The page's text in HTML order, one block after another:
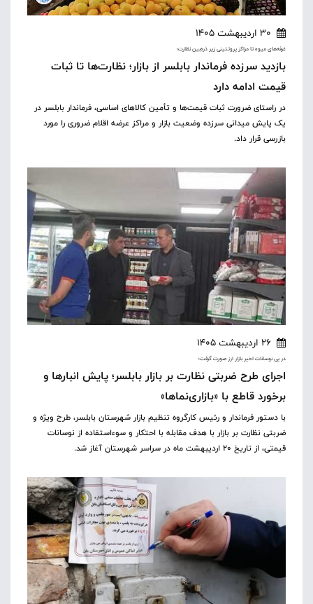
30 اردیبهشت 1405
غرفه‌های میوه تا مراکز پروتئینی زیر ذره‌بین نظارت؛
بازدید سرزده فرماندار بابلسر از بازار؛ نظارت‌ها تا ثبات
قیمت ادامه دارد
در راستای ضرورت ثبات قیمت‌ها و تأمین کالاهای اساسی، فرماندار بابلسر در
یک پایش میدانی سرزده وضعیت بازار و مراکز عرضه اقلام ضروری را مورد
بازرسی قرار داد. ‎
26 اردیبهشت 1405
در پی نوسانات اخیر بازار ارز صورت گرفت؛
اجرای طرح ضربتی نظارت بر بازار بابلسر؛ پایش انبارها و
برخورد قاطع با «بازاری‌نماها»
با دستور فرماندار و رئیس کارگروه تنظیم بازار شهرستان بابلسر، طرح ویژه و
ضربتی نظارت بر بازار با هدف مقابله با احتکار و سوءاستفاده از نوسانات
قیمتی، از تاریخ ۲۰ اردیبهشت ماه در سراسر شهرستان آغاز شد.